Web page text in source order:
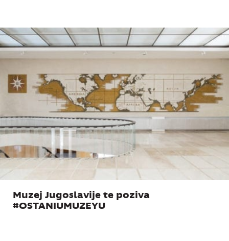
Muzej Jugoslavije te poziva
#OSTANIUMUZEYU